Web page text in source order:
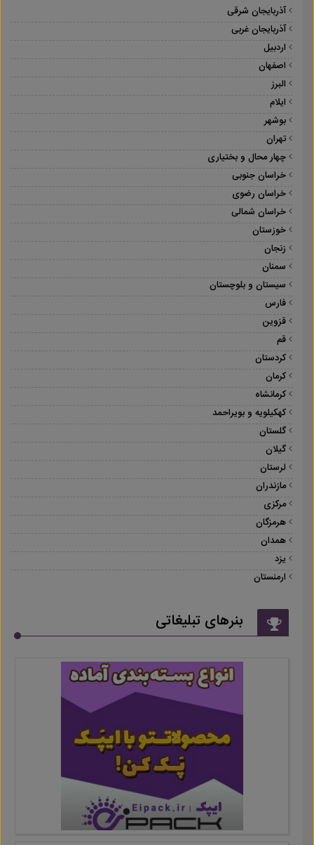
آذربایجان شرقی
آذربایجان غربی
اردبیل
اصفهان
البرز
ایلام
بوشهر
تهران
چهار محال و بختیاری
خراسان جنوبی
خراسان رضوی
خراسان شمالی
خوزستان
زنجان
سمنان
سیستان و بلوچستان
فارس
قزوین
قم
کردستان
کرمان
کرمانشاه
کهکیلویه و بویراحمد
گلستان
گیلان
لرستان
مازندران
مرکزی
هرمزگان
همدان
یزد
ارمنستان
بنرهای تبلیغاتی